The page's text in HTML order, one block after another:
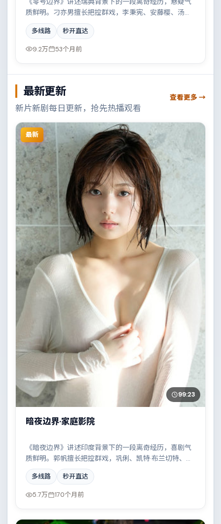
质鲜明。刁亦男擅长把控群戏，李秉宪、安藤樱、汤唯
共同撑起复杂人物关系，都市霓虹下的人性试炼与自我
救赎。
多线路 秒开直达
9.2万 53个月前
最新更新
新片新剧每日更新，抢先热播观看
查看更多 →
最新
99:23
暗夜边界·家庭影院
《暗夜边界》讲述印度背景下的一段离奇经历，喜剧气
质鲜明。郭帆擅长把控群戏，巩俐、凯特·布兰切特、安
藤樱共同撑起复杂人物关系，小人物在时代洪流中的抉
择令人唏嘘。
多线路 秒开直达
5.7万 170个月前